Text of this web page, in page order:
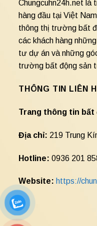
Chungcuhn24h.net là
hàng đầu tại Việt
thông thị trường bất
các khách hàng
tư dự án và những
trường bất động sản
THÔNG TIN LIÊN
Trang thông tin bất
Địa chỉ: 219 Trung
Hotline: 0936 201
Website: https://